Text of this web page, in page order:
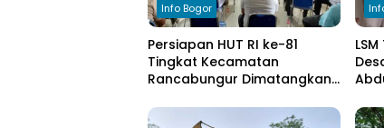
Info Bogor
Persiapan HUT RI ke-81
Tingkat Kecamatan
Rancabungur Dimatangkan
Seluruh Elemen Masyarakat